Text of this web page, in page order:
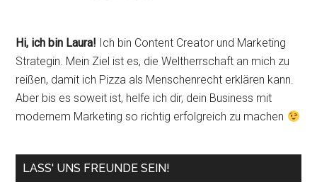
Hi, ich bin Laura! Ich bin Content Creator und Marketing
Strategin. Mein Ziel ist es, die Weltherrschaft an mich zu
reißen, damit ich Pizza als Menschenrecht erklären kann.
Aber bis es soweit ist, helfe ich dir, dein Business mit
modernem Marketing so richtig erfolgreich zu machen
LASS' UNS FREUNDE SEIN!